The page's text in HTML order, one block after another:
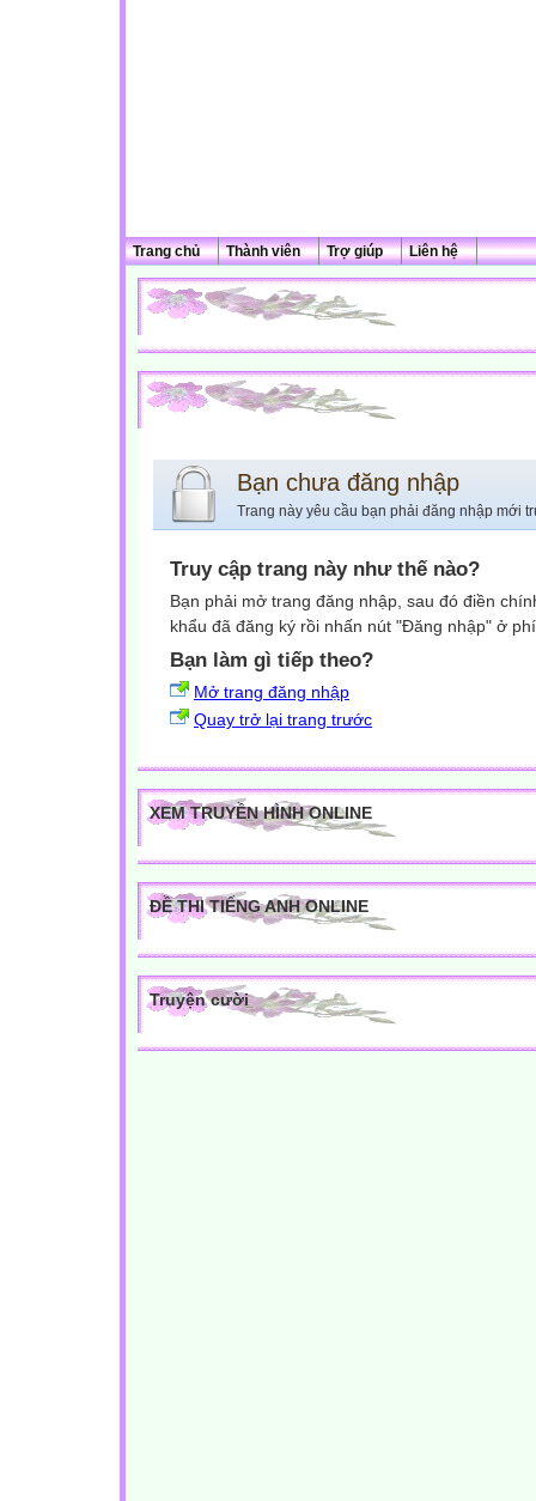
Trang chủ Thành viên Trợ giúp Liên hệ
Bạn chưa đăng nhập
Trang này yêu cầu bạn phải đăng nhập mới
Truy cập trang này như thế nào?
Bạn phải mở trang đăng nhập, sau đó điền
khẩu đã đăng ký rồi nhấn nút "Đăng nhập" ở
Bạn làm gì tiếp theo?
Mở trang đăng nhập
Quay trở lại trang trước
XEM TRUYỀN HÌNH ONLINE
ĐỀ THI TIẾNG ANH ONLINE
Truyện cười